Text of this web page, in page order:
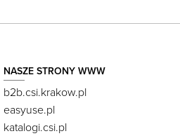
NASZE STRONY WWW
b2b.csi.krakow.pl
easyuse.pl
katalogi.csi.pl